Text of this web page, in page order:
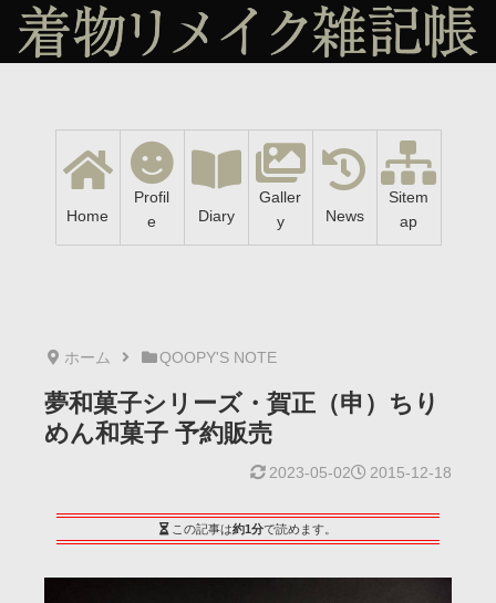
Home
Profil
e
Diary
Galler
y
News
Sitem
ap
ホーム QOOPY'S NOTE
夢和菓子シリーズ・賀正（申）ちり
めん和菓子 予約販売
2015-12-18
2023-05-02
この記事は約1分で読めます。